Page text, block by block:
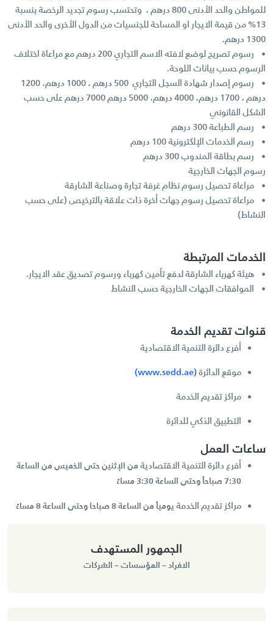
للمواطن والحد الأدنى 800 درهم ، وتحتسب رسوم تجديد الرخصة بنسبة
13% من قيمة الايجار او المساحة للجنسيات من الدول الأخرى والحد الأدنى
1300 درهم.
• رسوم تصريح لوضع لافته الاسم التجاري 200 درهم مع مراعاة اختلاف
الرسوم حسب بيانات اللوحة.
• رسوم إصدار شهادة السجل التجاري 500 درهم ، 1000 درهم، 1200
درهم ، 1700 درهم، 4000 درهم، 5000 درهم 7000 درهم على حسب
الشكل القانوني
• رسم الطباعة 300 درهم
• رسم الخدمات الإلكترونية 100 درهم
• رسم بطاقة المندوب 300 درهم
رسوم الجهات الخارجية
• مراعاة تحصيل رسوم نظام غرفة تجارة وصناعة الشارقة
• مراعاة تحصيل رسوم جهات أخرة ذات علاقة بالترخيص (على حسب
النشاط)
الخدمات المرتبطة
• هيئة كهرباء الشارقة لدفع تأمين كهرباء ورسوم تصديق عقد الايجار.
• الموافقات الجهات الخارجية حسب النشاط
قنوات تقديم الخدمة
أفرع دائرة التنمية الاقتصادية
موقع الدائرة(www.sedd.ae)
مراكز تقديم الخدمة
التطبيق الذكي للدائرة
ساعات العمل
أفرع دائرة التنمية الاقتصاديةمن الإثنين حتى الخميس من الساعة
7:30 صباحاً وحتى الساعة 3:30 مساءً
مراكز تقديم الخدمةيومياً من الساعة 8 صباحا وحتى الساعة 8 مساءً
الجمهور المستهدف
الافراد – المؤسسات – الشركات